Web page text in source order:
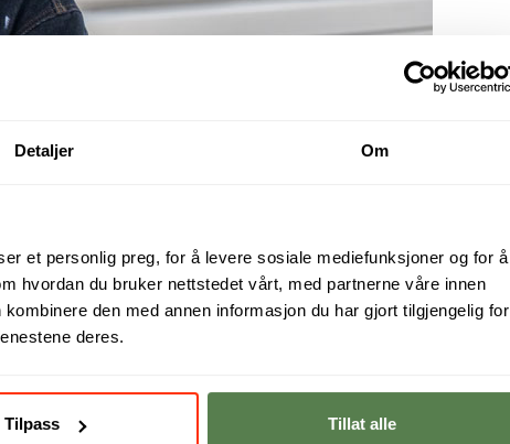
Detaljer Om
et personlig preg, for å levere sosiale mediefunksjoner og for å
hvordan du bruker nettstedet vårt, med partnerne våre innen
den med annen informasjon du har gjort tilgjengelig for
deres.
Tilpass Tillat alle